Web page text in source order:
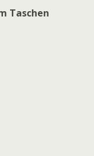
Taschen